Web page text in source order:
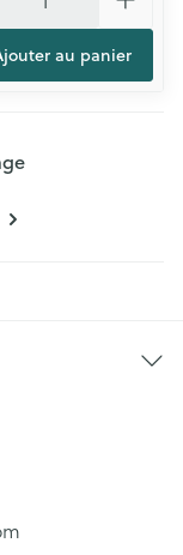
au panier
la page